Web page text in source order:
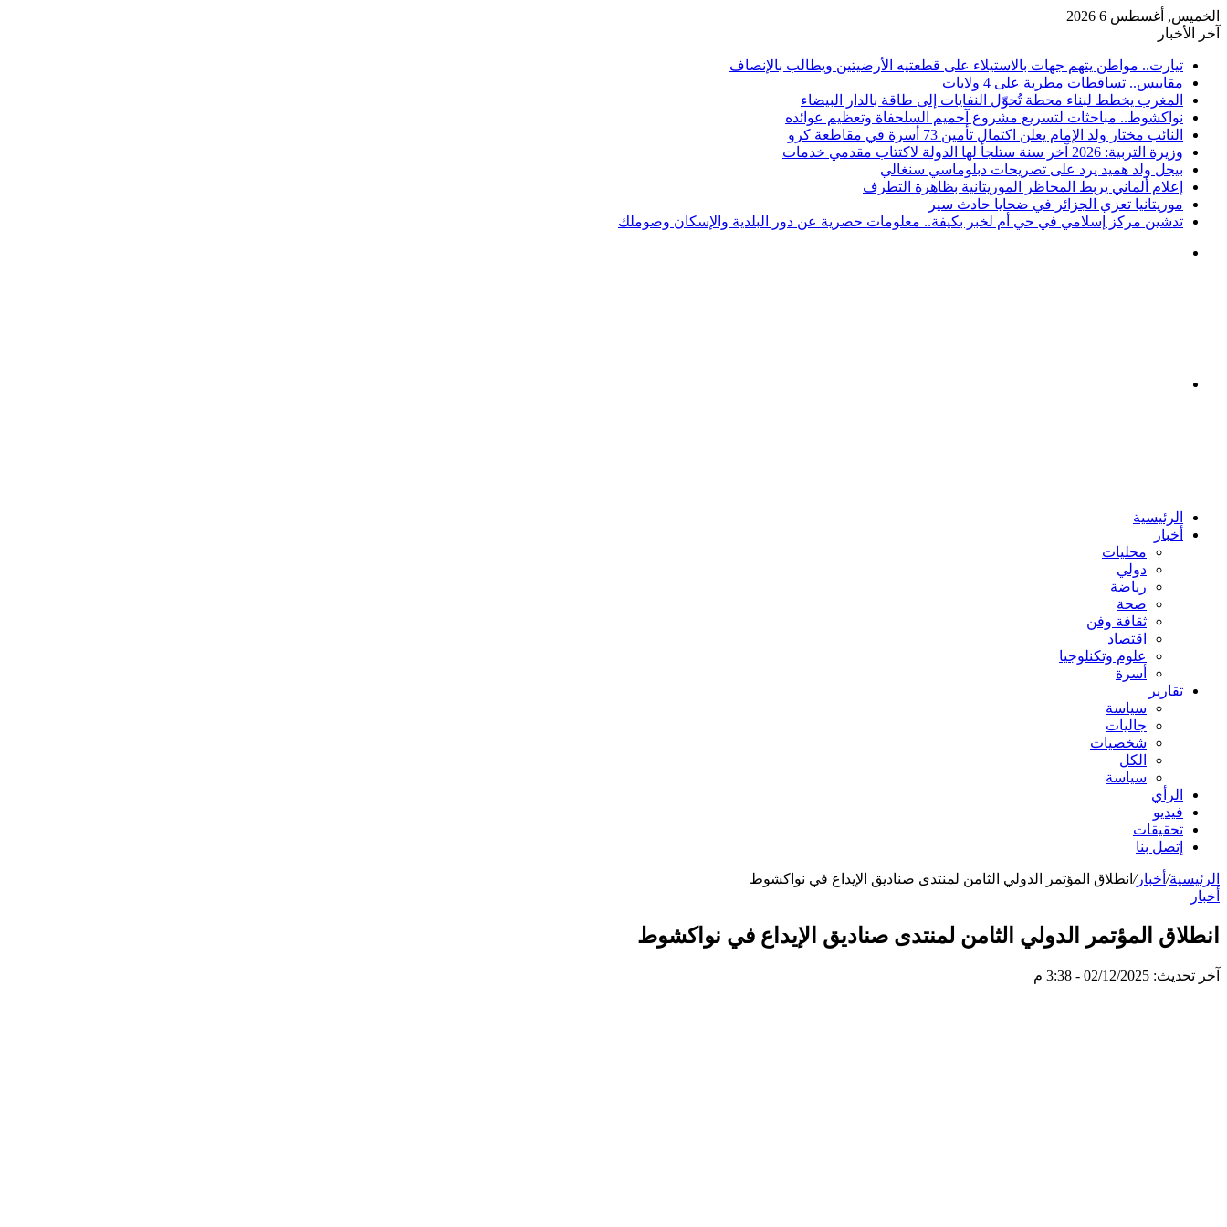
الخميس, أغسطس 6 2026
آخر الأخبار
تيارت.. مواطن يتهم جهات بالاستيلاء على قطعتيه الأرضيتين ويطالب بالإنصاف
مقاييس.. تساقطات مطرية على 4 ولايات
المغرب يخطط لبناء محطة تُحوّل النفايات إلى طاقة بالدار البيضاء
نواكشوط.. مباحثات لتسريع مشروع آحميم السلحفاة وتعظيم عوائده
النائب مختار ولد الإمام يعلن اكتمال تأمين 73 أسرة في مقاطعة كرو
وزيرة التربية: 2026 آخر سنة ستلجأ لها الدولة لاكتتاب مقدمي خدمات
بيجل ولد هميد يرد على تصريحات دبلوماسي سنغالي
إعلام ألماني يربط المحاظر الموريتانية بظاهرة التطرف
موريتانيا تعزي الجزائر في ضحايا حادث سير
تدشين مركز إسلامي في حي أم لخبر بكيفة.. معلومات حصرية عن دور البلدية والإسكان وصوملك
الرئيسية
أخبار
محليات
دولي
رياضة
صحة
ثقافة وفن
اقتصاد
علوم وتكنلوجيا
أسرة
تقارير
سياسة
جاليات
شخصيات
الكل
سياسة
الرأي
فيديو
تحقيقات
إتصل بنا
الرئيسية/ أخبار/ انطلاق المؤتمر الدولي الثامن لمنتدى صناديق الإيداع في نواكشوط
أخبار
انطلاق المؤتمر الدولي الثامن لمنتدى صناديق الإيداع في نواكشوط
آخر تحديث: 02/12/2025 - 3:38 م